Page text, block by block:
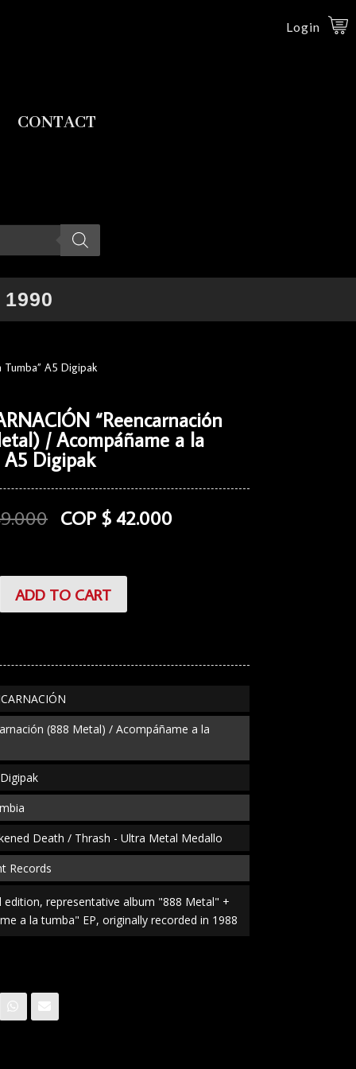
Login
CONTACT
Tumba” A5 Digipak
“Reencarnación
/ Acompáñame a la
A5 Digipak
COP $42.000
ADD TO CART
(888 Metal) / Acompáñame a la
Death / Thrash - Ultra Metal Medallo
Records
edition, representative album "888 Metal" +
a la tumba" EP, originally recorded in 1988